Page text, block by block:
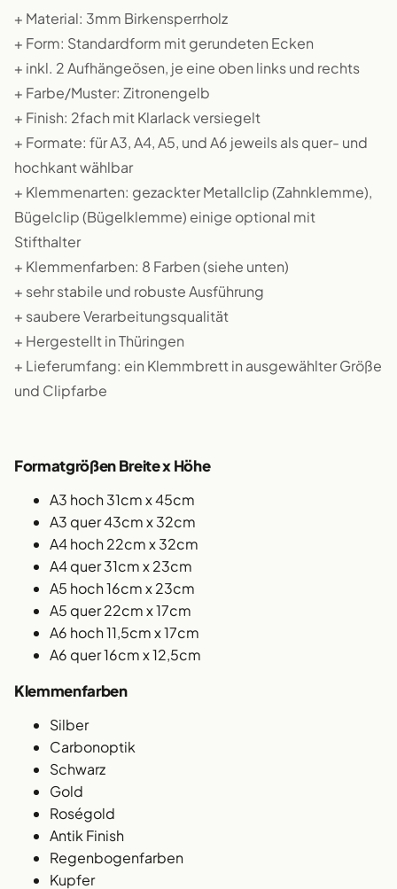
+ Material: 3mm Birkensperrholz
+ Form: Standardform mit gerundeten Ecken
+ inkl. 2 Aufhängeösen, je eine oben links und rechts
+ Farbe/Muster: Zitronengelb
+ Finish: 2fach mit Klarlack versiegelt
+ Formate: für A3, A4, A5, und A6 jeweils als quer- und
hochkant wählbar
+ Klemmenarten: gezackter Metallclip (Zahnklemme),
Bügelclip (Bügelklemme) einige optional mit
Stifthalter
+ Klemmenfarben: 8 Farben (siehe unten)
+ sehr stabile und robuste Ausführung
+ saubere Verarbeitungsqualität
+ Hergestellt in Thüringen
+ Lieferumfang: ein Klemmbrett in ausgewählter Größe
und Clipfarbe
Formatgrößen Breite x Höhe
A3 hoch 31cm x 45cm
A3 quer 43cm x 32cm
A4 hoch 22cm x 32cm
A4 quer 31cm x 23cm
A5 hoch 16cm x 23cm
A5 quer 22cm x 17cm
A6 hoch 11,5cm x 17cm
A6 quer 16cm x 12,5cm
Klemmenfarben
Silber
Carbonoptik
Schwarz
Gold
Roségold
Antik Finish
Regenbogenfarben
Kupfer